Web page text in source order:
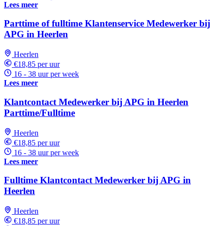
Lees meer
Parttime of fulltime Klantenservice Medewerker bij
APG in Heerlen
Heerlen
€18,85 per uur
16 - 38 uur per week
Lees meer
Klantcontact Medewerker bij APG in Heerlen
Parttime/Fulltime
Heerlen
€18,85 per uur
16 - 38 uur per week
Lees meer
Fulltime Klantcontact Medewerker bij APG in
Heerlen
Heerlen
€18,85 per uur